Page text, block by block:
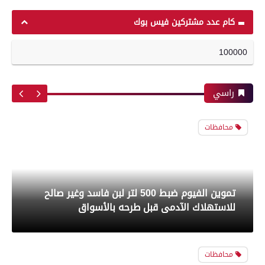
رياضة
أبرز لقطات الشوط الأول لمباراة الزمالك وسموحه
فى الدورى
معرض صور
بعدسة الخبر المصري| شاهد أبرز لقطات مباراة
الأهلي وبيراميدز فى الدورى
كام عدد مشتركين فيس بوك
100000
راسي
تموين الفيوم ضبط 500 لتر لبن فاسد وغير صالح
للاستهلاك الآدمى قبل طرحه بالأسواق
محافظات
مدير أمن سوهاج يواصل جولاته المفاجئة ويتفقد
الكنائس والأديرة
محافظات